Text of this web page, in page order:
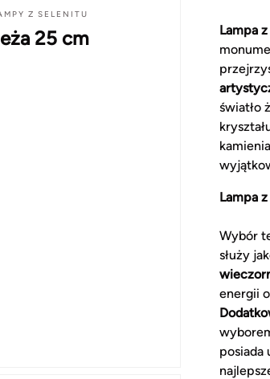
Z SELENITU
25 cm Lampa
światło
Lampa
Wybór
służy
energii
posiada